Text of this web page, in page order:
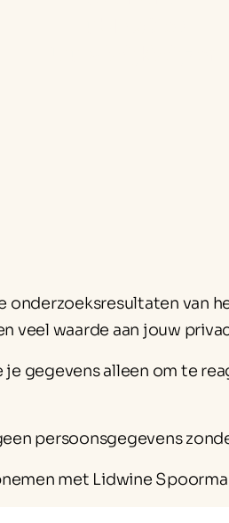
van
veel waarde aan jouw
gegevens alleen om te
persoonsgegevens
met Lidwine